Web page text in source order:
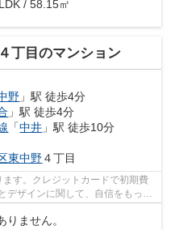
/ 58.15㎡
丁目のマンション
野 」駅 徒歩4分
」駅 徒歩4分
「中井 」駅 徒歩10分
東中野４丁目
す。クレジットカードで初期費
ザインに関して、自信をもって
りません。